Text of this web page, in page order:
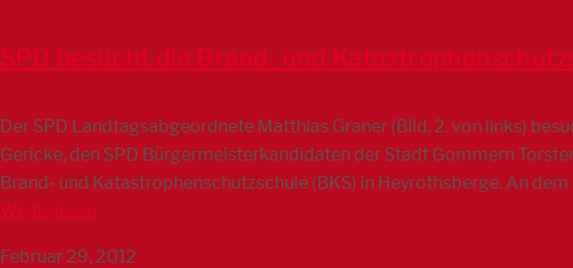
SPD besucht die Brand- und
Der SPD Landtagsabgeordnete Matthias Graner (Bild, 2. von links)
Gericke, den SPD Bürgermeisterkandidaten der Stadt Gommern
Brand- und Katastrophenschutzschule (BKS) in Heyrothsberge. An
Weiterlesen
Februar 29, 2012